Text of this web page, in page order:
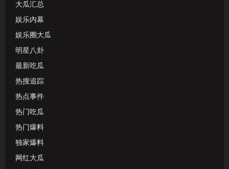
大瓜汇总
娱乐内幕
娱乐圈大瓜
明星八卦
最新吃瓜
热搜追踪
热点事件
热门吃瓜
热门爆料
独家爆料
网红大瓜